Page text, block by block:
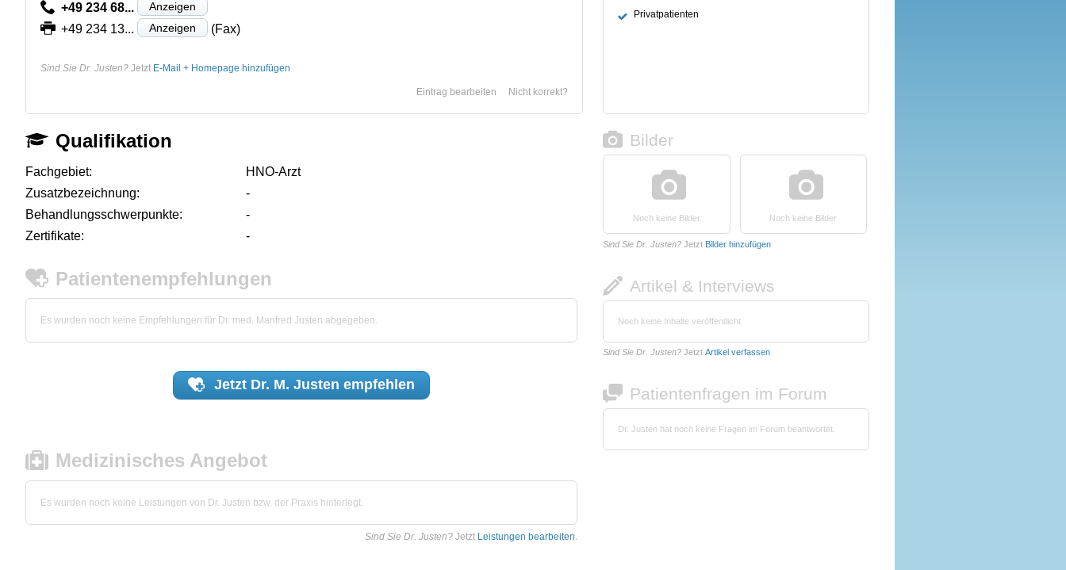
+49 234 68... Anzeigen
+49 234 13... Anzeigen (Fax)
Sind Sie Dr. Justen? Jetzt E-Mail + Homepage hinzufügen
Nicht korrekt?
Eintrag bearbeiten
Privatpatienten
Qualifikation
Fachgebiet:
HNO-Arzt
Zusatzbezeichnung:
-
Behandlungsschwerpunkte:
-
Zertifikate:
-
Patientenempfehlungen
Es wurden noch keine Empfehlungen für Dr. med. Manfred Justen abgegeben.
Jetzt Dr. M. Justen empfehlen
Medizinisches Angebot
Es wurden noch keine Leistungen von Dr. Justen bzw. der Praxis hinterlegt.
Sind Sie Dr. Justen? Jetzt Leistungen bearbeiten.
Bilder
Noch keine Bilder Noch keine Bilder
Sind Sie Dr. Justen? Jetzt Bilder hinzufügen
Artikel & Interviews
Noch keine Inhalte veröffentlicht
Sind Sie Dr. Justen? Jetzt Artikel verfassen
Patientenfragen im Forum
Dr. Justen hat noch keine Fragen im Forum beantwortet.